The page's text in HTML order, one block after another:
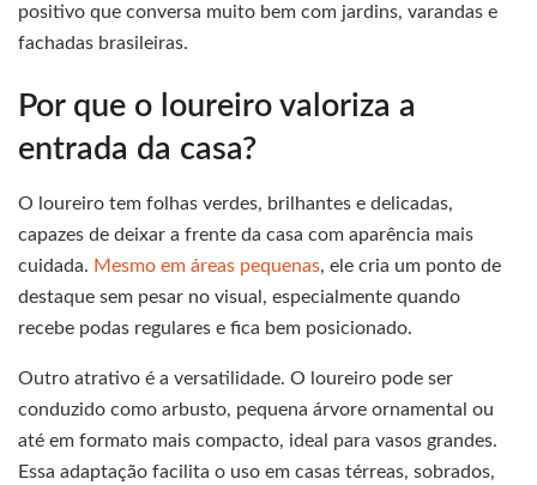
positivo que conversa muito bem com jardins, varandas e
fachadas brasileiras.
Por que o loureiro valoriza a
entrada da casa?
O loureiro tem folhas verdes, brilhantes e delicadas,
capazes de deixar a frente da casa com aparência mais
cuidada. Mesmo em áreas pequenas, ele cria um ponto de
destaque sem pesar no visual, especialmente quando
recebe podas regulares e fica bem posicionado.
Outro atrativo é a versatilidade. O loureiro pode ser
conduzido como arbusto, pequena árvore ornamental ou
até em formato mais compacto, ideal para vasos grandes.
Essa adaptação facilita o uso em casas térreas, sobrados,